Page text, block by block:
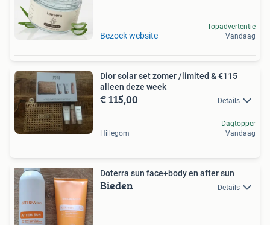
Bezoek website
Topadvertentie
Vandaag
Dior solar set zomer /limited & €115
alleen deze week
€ 115,00 Details
Hillegom
Dagtopper
Vandaag
Doterra sun face+body en after sun
Bieden Details